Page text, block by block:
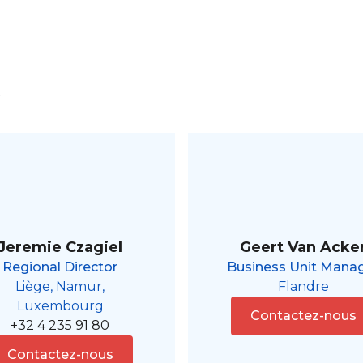
Czagiel
Regional Director
Liège, Namur,
Luxembourg
+32 4 235 91 80
Contactez-nous
Geert Van
Business Unit
Flandre
Contactez-nous